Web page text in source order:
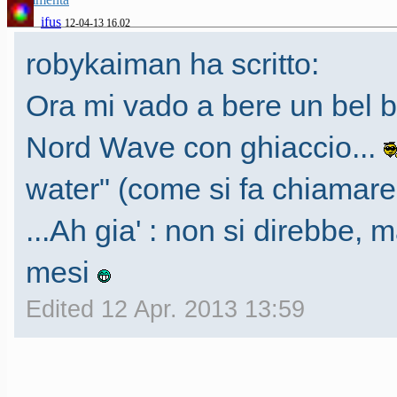
ifus 12-04-13 16.02
robykaiman ha scritto:
Ora mi vado a bere un bel
Nord Wave con ghiaccio...
water" (come si fa
...Ah gia' : non si direbbe,
mesi
Edited 12 Apr. 2013 13:59